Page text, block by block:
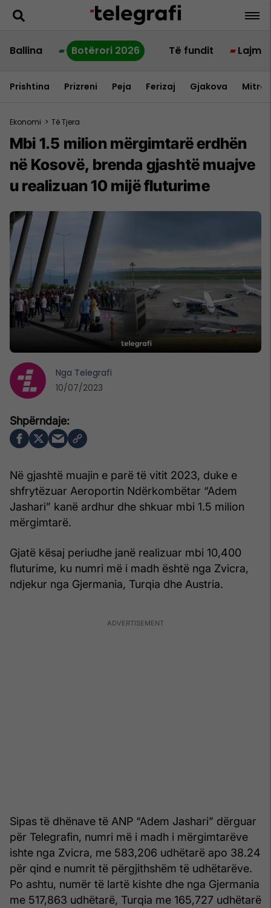
Ballina Botërori 2026 Të fundit Lajme
Prishtina Prizreni Peja Ferizaj Gjakova
Ekonomi > Të Tjera
Mbi 1.5 milion mërgimtarë erdhën
në Kosovë, brenda gjashtë muajve
u realizuan 10 mijë fluturime
Në gjashtë muajin e parë të vitit 2023, duke e
shfrytëzuar Aeroportin Ndërkombëtar “Adem
Jashari” kanë ardhur dhe shkuar mbi 1.5 milion
mërgimtarë.
Gjatë kësaj periudhe janë realizuar mbi 10,400
fluturime, ku numri më i madh është nga Zvicra,
ndjekur nga Gjermania, Turqia dhe Austria.
Sipas të dhënave të ANP “Adem Jashari” dërguar
për Telegrafin, numri më i madh i mërgimtarëve
ishte nga Zvicra, me 583,206 udhëtarë apo 38.24
për qind e numrit të përgjithshëm të udhëtarëve.
Po ashtu, numër të lartë kishte dhe nga Gjermania
me 517,863 udhëtarë, Turqia me 165,727 udhëtarë
Nga Telegrafi
10/07/2023